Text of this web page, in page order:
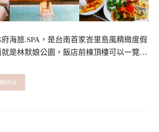
海旅.SPA，是台南首家峇里島風精緻度假
是林默娘公園，飯店前棟頂樓可以一覽…